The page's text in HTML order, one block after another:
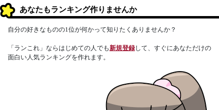
あなたもランキング作りませんか
自分の好きなものの1位が何かって知りたくありませんか？
「ランこれ」ならはじめての人でも新規登録して、すぐにあなただけの
面白い人気ランキングを作れます。